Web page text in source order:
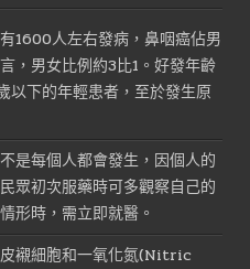
1600人左右發病，鼻咽癌佔男
，男女比例約3比1。好發年齡
下的年輕患者，至於發生原
是每個人都會發生，因個人的
眾初次服藥時可多觀察自己的
形時，需立即就醫。
襯細胞和一氧化氮(Nitric